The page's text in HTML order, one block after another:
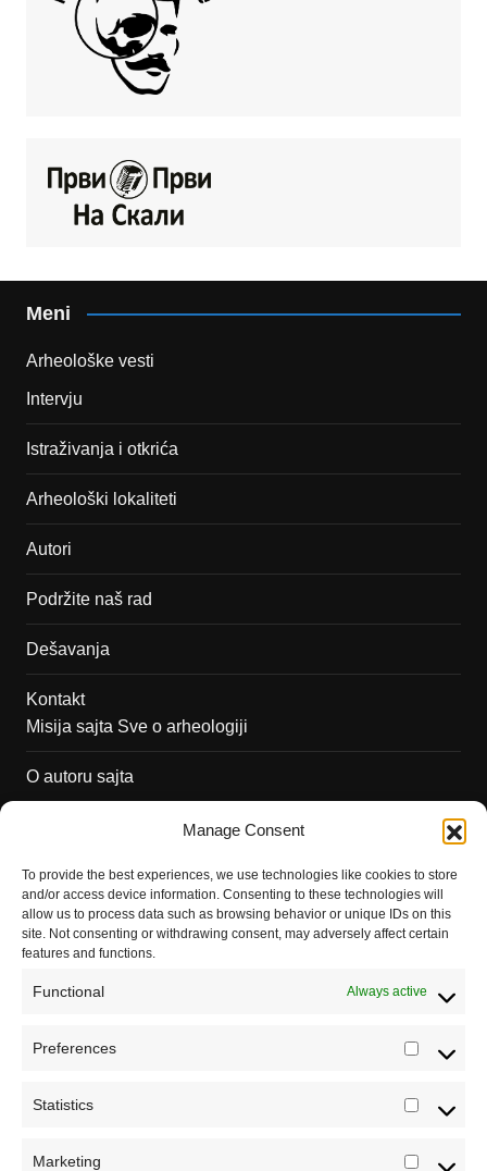
Manage Consent
To provide the best experiences, we use technologies like cookies to store
and/or access device information. Consenting to these technologies will
allow us to process data such as browsing behavior or unique IDs on this
site. Not consenting or withdrawing consent, may adversely affect certain
features and functions.
Functional Always active
Preferences
Statistics
Marketing
Meni
Arheološke vesti
Intervju
Istraživanja i otkrića
Arheološki lokaliteti
Autori
Podržite naš rad
Dešavanja
Kontakt
Misija sajta Sve o arheologiji
O autoru sajta
Saradnja